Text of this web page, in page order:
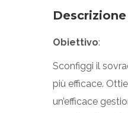
Descrizione
Obiettivo:
Sconfiggi il
più efficace.
un’efficace